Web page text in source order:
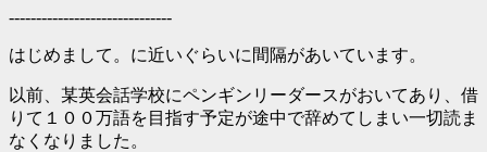
------------------------------
はじめまして。に近いぐらいに間隔があいています。
以前、某英会話学校にペンギンリーダースがおいてあり、借
りて１００万語を目指す予定が途中で辞めてしまい一切読ま
なくなりました。